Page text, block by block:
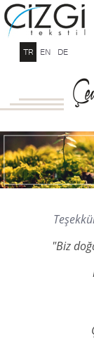
TR EN DE
"Biz